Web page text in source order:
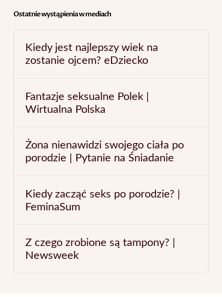
Ostatnie wystąpienia w mediach
Kiedy jest najlepszy wiek na
zostanie ojcem? eDziecko
Fantazje seksualne Polek |
Wirtualna Polska
Żona nienawidzi swojego ciała po
porodzie | Pytanie na Śniadanie
Kiedy zacząć seks po porodzie? |
FeminaSum
Z czego zrobione są tampony? |
Newsweek